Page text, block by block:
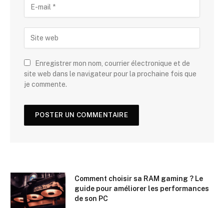
Enregistrer mon nom, courrier électronique et de
site web dans le navigateur pour la prochaine fois que
je commente.
Comment choisir sa RAM gaming ? Le
guide pour améliorer les performances
de son PC